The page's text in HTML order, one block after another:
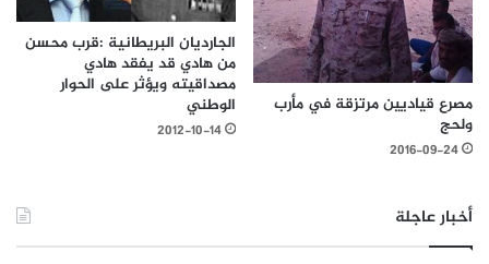
مصرع قياديين مرتزقة في مأرب
ولحج
2016-09-24
الجارديان البريطانية :قرب محسن
من هادي قد يفقد هادي
مصداقيته ويؤثر على الحوار
الوطني
2012-10-14
أخبار عاجلة